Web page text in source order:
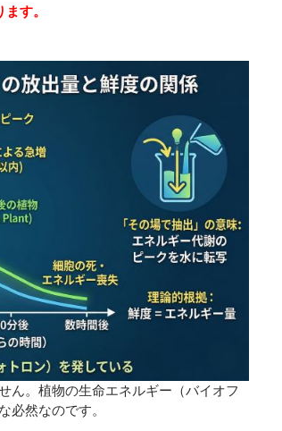
す。
ん。植物の生命エネルギー（バイオフ
必然なのです。